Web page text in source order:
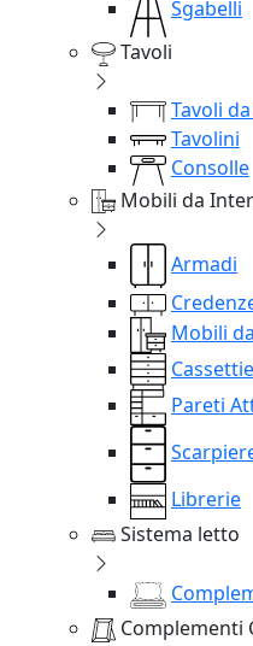
Sgabelli
Tavoli
Tavoli
Tavolini
Consolle
Mobili da
Armadi
Mobili
Pareti
Librerie
Sistema letto
Complementi